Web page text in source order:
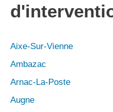
Aixe-Sur-Vienne
Ambazac
Arnac-La-Poste
Augne